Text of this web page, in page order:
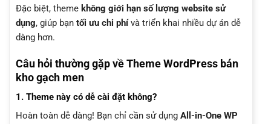
Đặc biệt, theme không giới hạn số lượng website sử
dụng, giúp bạn tối ưu chi phívà triển khai nhiều dự án dễ
dàng hơn.
Câu hỏi thường gặp về Theme WordPress bán
kho gạch men
1. Theme này có dễ cài đặt không?
Hoàn toàn dễ dàng! Bạn chỉ cần sử dụng All-in-One WP